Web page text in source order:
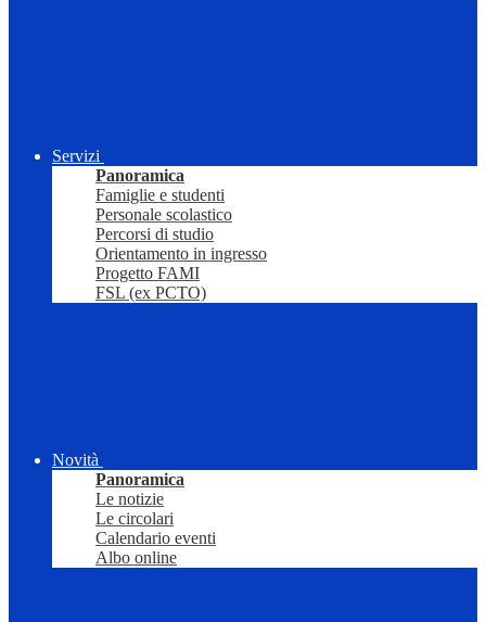
Servizi
Panoramica
Famiglie e studenti
Personale scolastico
Percorsi di studio
Orientamento in ingresso
Progetto FAMI
FSL (ex PCTO)
Novità
Panoramica
Le notizie
Le circolari
Calendario eventi
Albo online